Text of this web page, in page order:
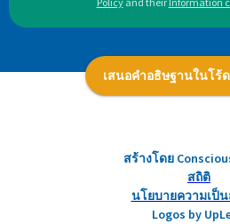
เสนอคำอธิษฐานในโร้
สร้างโดย
สถิติ
นโยบายความเป็
Logos by